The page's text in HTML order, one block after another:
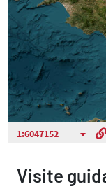
Visite